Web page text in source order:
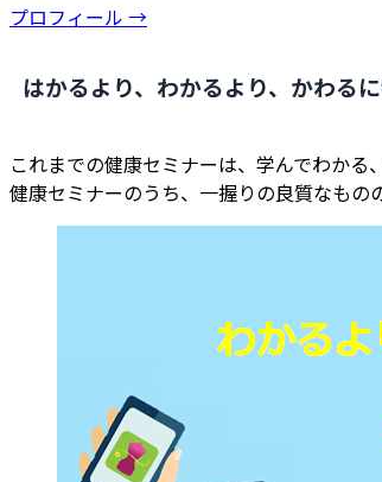
プロフィール →
はかるより、わかるより、かわる
これまでの健康セミナーは、学んでわか
健康セミナーのうち、一握りの良質なもの